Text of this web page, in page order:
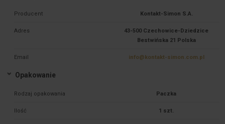
Producent Kontakt-Simon S.A.
Adres
43-500 Czechowice-Dziedzice
Bestwińska 21 Polska
Email info@kontakt-simon.com.pl
Opakowanie
Rodzaj opakowania Paczka
Ilość 1 szt.